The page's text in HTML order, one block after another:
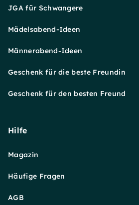
JGA für Schwangere
Mädelsabend-Ideen
Männerabend-Ideen
Geschenk für die beste Freundin
Geschenk für den besten Freund
Hilfe
Magazin
Häufige Fragen
AGB